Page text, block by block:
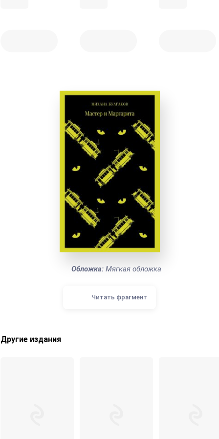
Обложка: Мягкая обложка
Читать фрагмент
Другие издания